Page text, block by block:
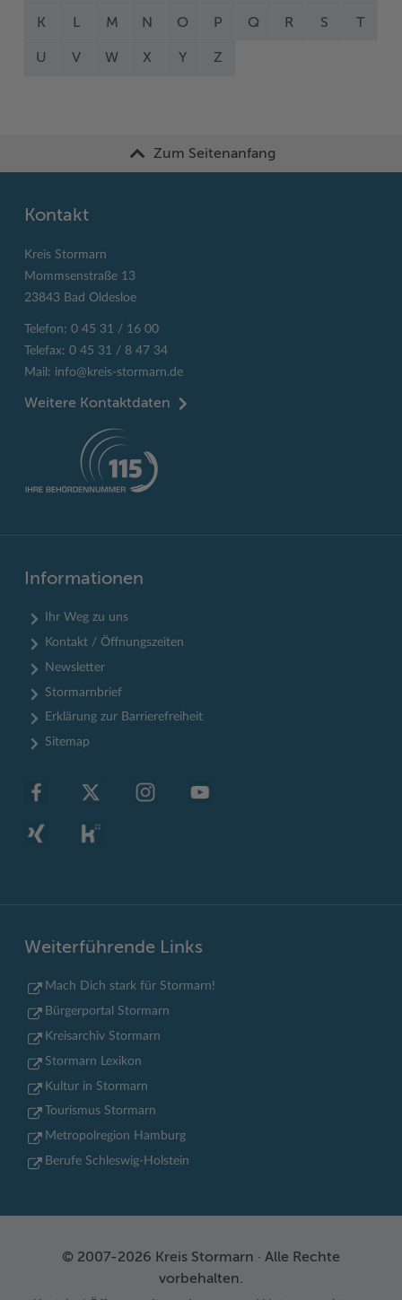
K L M N O P Q R S
U V W X Y Z
Zum Seitenanfang
Kontakt
Kreis Stormarn
Mommsenstraße 13
23843 Bad Oldesloe
Telefon: 0 45 31 / 16 00
Telefax: 0 45 31 / 8 47 34
Mail: info@kreis-stormarn.de
Weitere Kontaktdaten
Informationen
Ihr Weg zu uns
Kontakt / Öffnungszeiten
Newsletter
Stormarnbrief
Erklärung zur Barrierefreiheit
Sitemap
Weiterführende Links
Mach Dich stark für Stormarn!
Bürgerportal Stormarn
Kreisarchiv Stormarn
Stormarn Lexikon
Kultur in Stormarn
Tourismus Stormarn
Metropolregion Hamburg
Berufe Schleswig-Holstein
© 2007-2026 Kreis Stormarn · Alle Rechte
vorbehalten.